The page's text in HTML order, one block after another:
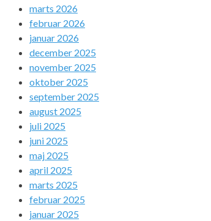
marts 2026
februar 2026
januar 2026
december 2025
november 2025
oktober 2025
september 2025
august 2025
juli 2025
juni 2025
maj 2025
april 2025
marts 2025
februar 2025
januar 2025